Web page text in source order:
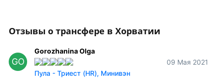
Отзывы о трансфере в Хорватии
GO
Gorozhanina Olga
09 Мая 2021
Пула - Триест (HR), Минивэн